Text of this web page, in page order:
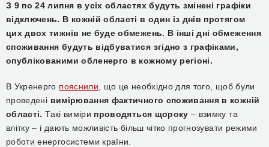
З 9 по 24 липня в усіх областях будуть змінені графіки
відключень. В кожній області в один із днів протягом
цих двох тижнів не буде обмежень. В інші дні обмеження
споживання будуть відбуватися згідно з графіками,
опублікованими обленерго в кожному регіоні.
В Укренерго пояснили , що це необхідно для того, щоб були
проведені вимірювання фактичного споживання в кожній
області. Такі виміри проводяться щороку – взимку та
влітку – і дають можливість більш чітко прогнозувати режими
роботи енергосистеми країни.